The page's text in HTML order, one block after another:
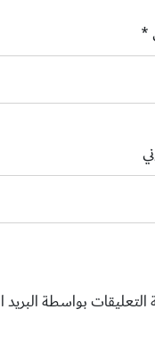
*
بواسطة البريد